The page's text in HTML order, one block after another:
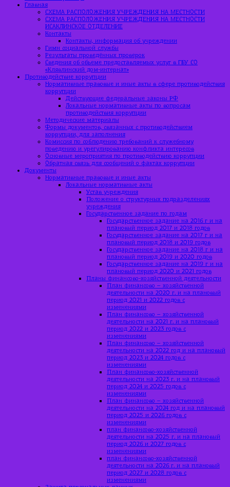
Главная
СХЕМА РАСПОЛОЖЕНИЯ УЧРЕЖДЕНИЯ НА МЕСТНОСТИ
СХЕМА РАСПОЛОЖЕНИЯ УЧРЕЖДЕНИЯ НА МЕСТНОСТИ
ИСАКЛИНСКОЕ ОТДЕЛЕНИЕ
Контакты
Контакты, информация об учреждении
Гимн социальной службы
Результаты проведённых проверок
Сведения об объеме предоставляемых услуг в ГБУ СО
«Клявлинский дом-интернат»
Противодействие коррупции
Нормативные правовые и иные акты в сфере противодействия
коррупции
Действующие федеральные законы РФ
Локальные нормативные акты по вопросам
противодействия коррупции
Методические материалы
Формы документов, связанных с противодействием
коррупции, для заполнения
Комиссия по соблюдению требований к служебному
поведению и урегулированию конфликта интересов
Основные мероприятия по противодействию коррупции
Обратная связь для сообщений о фактах коррупции
Документы
Нормативные правовые и иные акты
Локальные нормативные акты
Устав учреждения
Положение о структурных подразделениях
учреждения
Государственное задание по годам
Государственное задание на 2016 г и на
плановый период 2017 и 2018 годов
Государственное задание на 2017 г и на
плановый период 2018 и 2019 годов
Государственное задание на 2018 г и на
плановый период 2019 и 2020 годов
Государственное задание на 2019 г и на
плановый период 2020 и 2021 годов
Планы финансово-хозяйственной деятельности
План финансово – хозяйственной
деятельности на 2020 г. и на плановый
период 2021 и 2022 годов с
изменениями
План финансово – хозяйственной
деятельности на 2021 г. и на плановый
период 2022 и 2023 годов с
изменениями
План финансово – хозяйственной
деятельности на 2022 год и на плановый
период 2023 и 2024 годов с
изменениями
План финансово-хозяйственной
деятельности на 2023 г. и на плановый
период 2024 и 2025 годов с
изменениями
План финансово – хозяйственной
деятельности на 2024 год и на плановый
период 2025 и 2026 годов с
изменениями
план финансово-хозяйственной
деятельности на 2025 г. и на плановый
период 2026 и 2027 годов с
изменениями
план финансово-хозяйственной
деятельности на 2026 г. и на плановый
период 2027 и 2028 годов с
изменениями